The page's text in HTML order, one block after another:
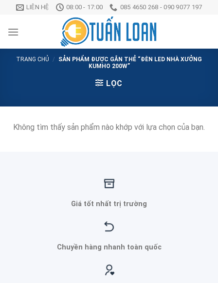
Chuyển
nội
LIÊN HỆ 08:00 - 17:00 085 4650 268 - 090 9077 197
TRANG CHỦ /
SẢN PHẨM ĐƯỢC GẮN THẺ “ĐÈN LED NHÀ XƯỞNG
KUMHO 200W”
LỌC
Không tìm thấy sản phẩm nào khớp với lựa chọn của bạn.
Giá tốt nhất trị trường
Chuyền hàng nhanh toàn quốc